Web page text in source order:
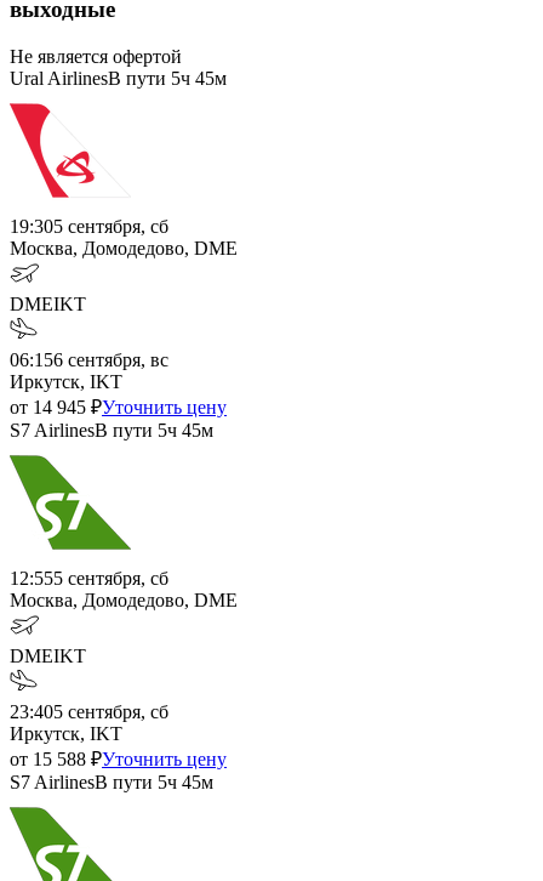
выходные
Не является офертой
Ural AirlinesВ пути 5ч 45м
19:305 сентября, сб
Москва, Домодедово, DME
DMEIKT
06:156 сентября, вс
Иркутск, IKT
от 14 945 ₽Уточнить цену
S7 AirlinesВ пути 5ч 45м
12:555 сентября, сб
Москва, Домодедово, DME
DMEIKT
23:405 сентября, сб
Иркутск, IKT
от 15 588 ₽Уточнить цену
S7 AirlinesВ пути 5ч 45м